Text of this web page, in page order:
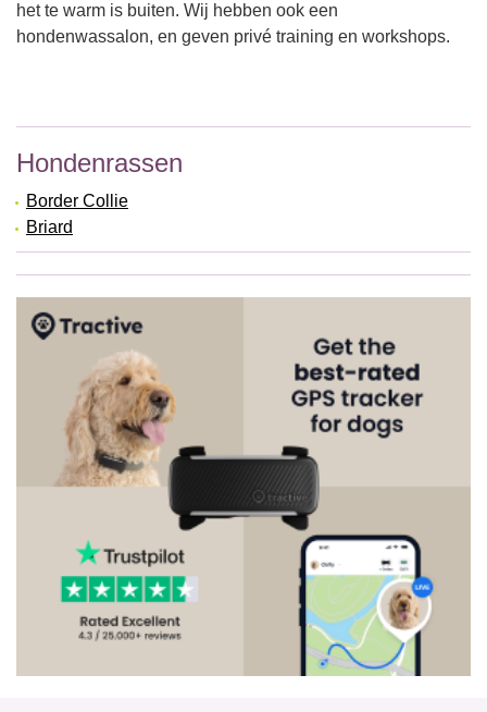
het te warm is buiten. Wij hebben ook een
hondenwassalon, en geven privé training en workshops.
Hondenrassen
Border Collie
Briard